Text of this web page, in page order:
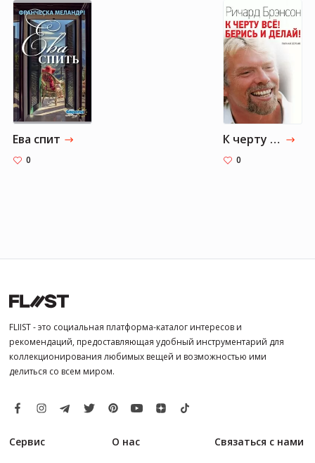
Ева спит
0
К черту все! Берись и делай!
0
FLIIST - это социальная платформа-каталог интересов и
рекомендаций, предоставляющая удобный инструментарий для
коллекционирования любимых вещей и возможностью ими
делиться со всем миром.
Сервис О нас Связаться с нами